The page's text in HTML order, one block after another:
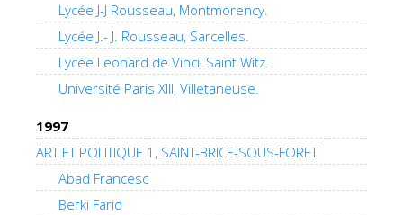
Lycée J-J Rousseau, Montmorency.
Lycée J.- J. Rousseau, Sarcelles.
Lycée Leonard de Vinci, Saint Witz.
Université Paris XIII, Villetaneuse.
1997
ART ET POLITIQUE 1, SAINT-BRICE-SOUS-FORET
Abad Francesc
Berki Farid